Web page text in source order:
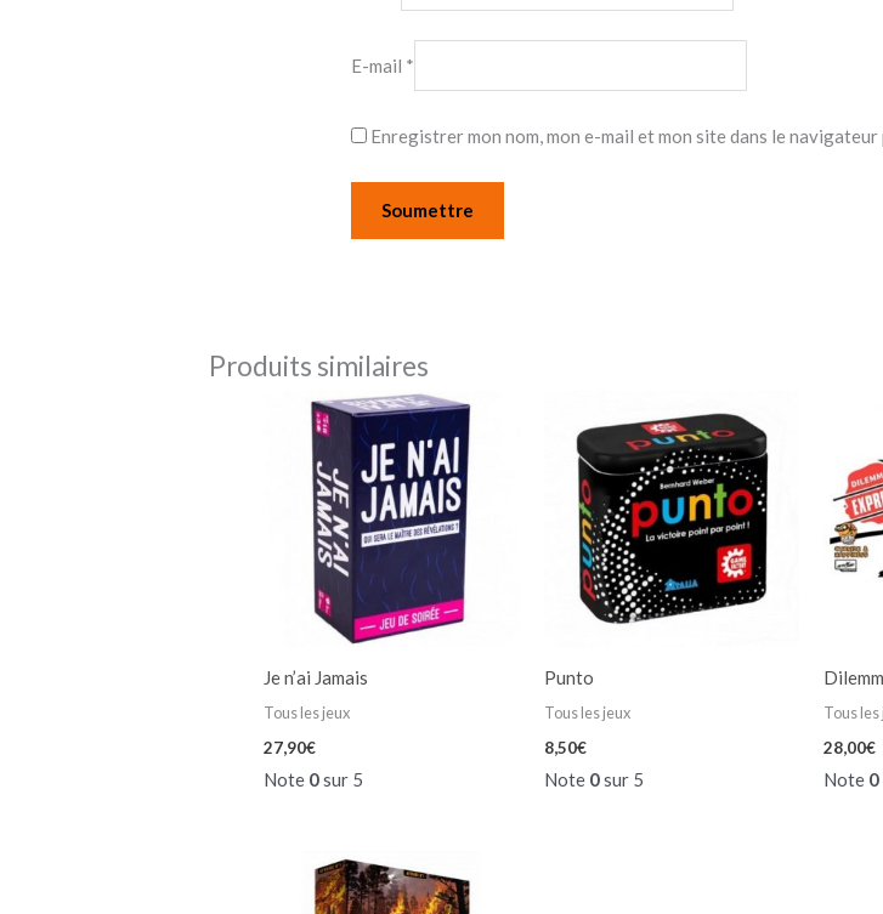
E-mail *
Enregistrer mon nom, mon e-mail et mon site dans le
Produits similaires
Je n’ai Jamais
Tous les jeux
27,90€
Note 0sur 5
Punto
Tous les jeux
8,50€
Note 0sur 5
Tous les
28,00€
Note 0